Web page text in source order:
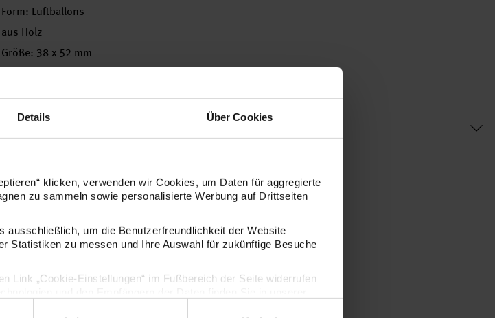
Details Über Cookies
klicken, verwenden wir Cookies, um Daten für aggregierte
zu sammeln sowie personalisierte Werbung auf Drittseiten
ausschließlich, um die Benutzerfreundlichkeit der Website
Statistiken zu messen und Ihre Auswahl für zukünftige Besuche
Link „Cookie-Einstellungen“ im Fußbereich der Seite widerrufen
Form: Luftballons
aus Holz
Größe: 38 x 52 mm